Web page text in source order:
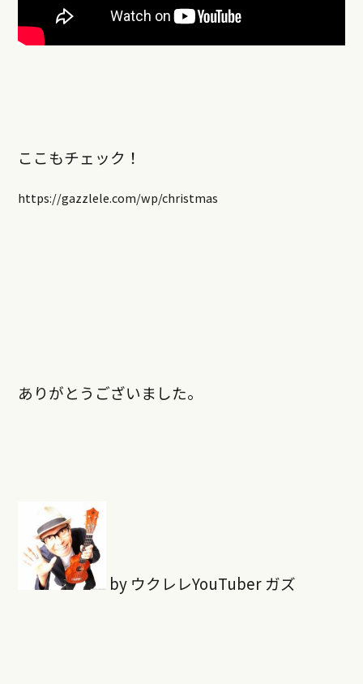
ここもチェック！
https://gazzlele.com/wp/christmas
ありがとうございました。
by ウクレレYouTuber ガズ